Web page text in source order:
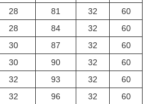
28 81 32
60
28 84 32
60
30 87 32
60
30 90 32
60
32 93 32
60
32 96 32 60